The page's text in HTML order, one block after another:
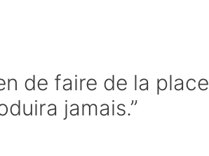
de faire de la place
jamais.”